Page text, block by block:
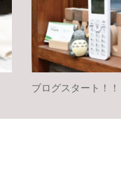
ブログスタート！！